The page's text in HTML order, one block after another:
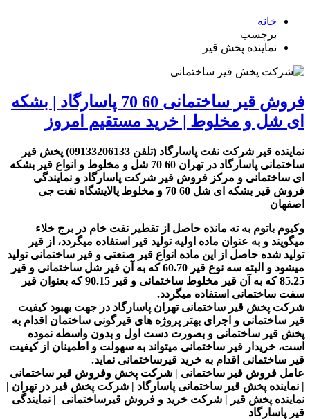
خانه
برچسب
نماینده پخش قیر
فروش قیر ساختمانی 60 70 پاسارگاد | بشکه
ای شل و مخلوط | خرید مستقیم امروز
نماینده قیر شرکت نفت پاسارگاد (تلفن 09133206133) پخش قیر
ساختمانی پاسارگاد در تهران 60 70 شل و مخلوط و انواع قیر بشکه
ای ساختمانی و مرکز فروش قیر شرکت پاسارگاد و نمایندگی
فروش قیر بشکه ای شل 60 70 و مخلوط پالایشگاه نفت جی
اصفهان
وکیوم باتوم به ته مانده حاصل از تقطیر نفت خام در برج خلاء
میگویند و به عنوان ماده اولیه تولید قیر استفاده میگردد، از قیر
تولید شده حاصل از این ماده انواع قیر صنعتی و قیر ساختمانی تولید
میشود و البته سه نوع قیر 60.70 که به آن قیر شل ساختمانی و قیر
85.25 که به آن قیر مخلوط ساختمانی و قیر 90.15 که بعنوان قیر
سفت ساختمانی استفاده میگردد.
شرکت پخش قیر ساختمانی تهران پاسارگاد در جهت بهبود کیفیت
قیر ساختمانی و اجرای بهتر پروژه های قیرگونی ساختمان اقدام به
پخش قیر ساختمانی و بصورت دست اول و بدون واسطه نموده
است، خریدار قیر ساختمانی میتواند به سهولت و اطمینان از کیفیت
قیر ساختمانی اقدام به خرید قیرساختمانی نماید.
عامل فروش قیر ساختمانی | شرکت پخش وفروش قیر ساختمانی
| نماینده پخش قیر ساختمانی پاسارگاد | شرکت پخش قیر در تهران |
نماینده پخش قیر | شرکت خرید و فروش قیرساختمانی | نمایندگی
قیر پاسارگاد